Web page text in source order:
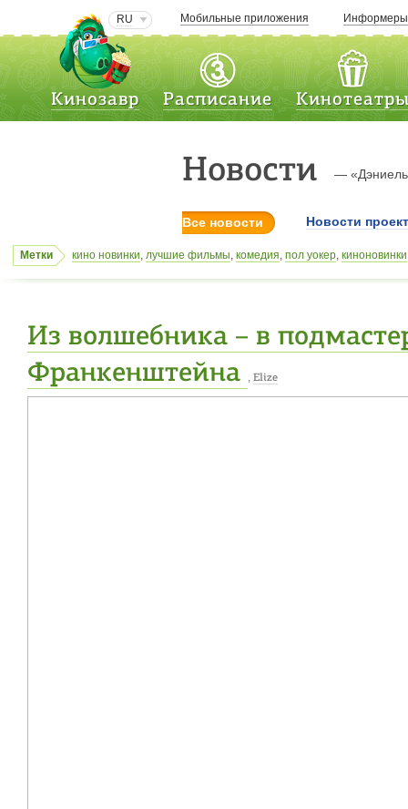
RU Мобильные приложения Информеры
Кинозавр Расписание
Новости —
Все новости Новости
Метки кино новинки, лучшие фильмы, комедия, пол уокер, киноновинки
железный человек 3,Роза Орынбасарова,Анджела Бассет,том
Из волшебника – в
Франкенштейна
, Elize